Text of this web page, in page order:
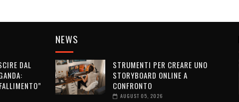
DAL
NEWS
STRUMENTI PER CREARE UNO
STORYBOARD ONLINE A
CONFRONTO
AUGUST 05, 2026